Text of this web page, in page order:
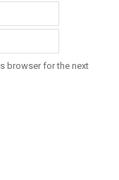
browser for the next